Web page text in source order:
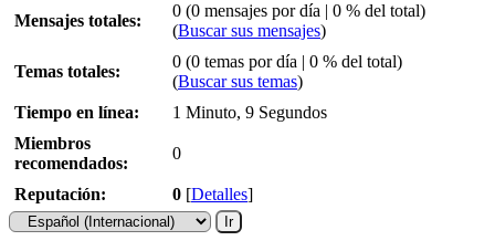
Mensajes totales:
0 (0 mensajes por día | 0 % del total)
(Buscar sus mensajes)
Temas totales:
0 (0 temas por día | 0 % del total)
(Buscar sus temas)
Tiempo en línea:
1 Minuto, 9 Segundos
Miembros
recomendados:
0
Reputación: 0 [Detalles]